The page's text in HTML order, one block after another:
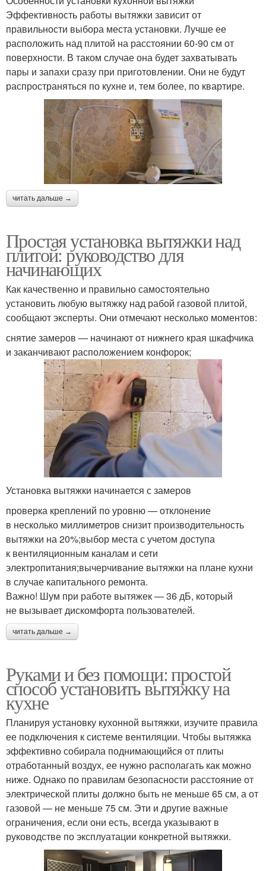
Эффективность работы вытяжки зависит от
правильности выбора места установки. Лучше ее
расположить над плитой на расстоянии 60-90 см от
поверхности. В таком случае она будет захватывать
пары и запахи сразу при приготовлении. Они не будут
распространяться по кухне и, тем более, по квартире.
читать дальше →
Простая установка вытяжки над
плитой: руководство для
начинающих
Как качественно и правильно самостоятельно
установить любую вытяжку над рабой газовой плитой,
сообщают эксперты. Они отмечают несколько моментов:
снятие замеров — начинают от нижнего края шкафчика
и заканчивают расположением конфорок;
Установка вытяжки начинается с замеров
проверка креплений по уровню — отклонение
в несколько миллиметров снизит производительность
вытяжки на 20%;выбор места с учетом доступа
к вентиляционным каналам и сети
электропитания;вычерчивание вытяжки на плане кухни
в случае капитального ремонта.
Важно! Шум при работе вытяжек — 36 дБ, который
не вызывает дискомфорта пользователей.
читать дальше →
Руками и без помощи: простой
способ установить вытяжку на
кухне
Планируя установку кухонной вытяжки, изучите правила
ее подключения к системе вентиляции. Чтобы вытяжка
эффективно собирала поднимающийся от плиты
отработанный воздух, ее нужно располагать как можно
ниже. Однако по правилам безопасности расстояние от
электрической плиты должно быть не меньше 65 см, а от
газовой — не меньше 75 см. Эти и другие важные
ограничения, если они есть, всегда указывают в
руководстве по эксплуатации конкретной вытяжки.